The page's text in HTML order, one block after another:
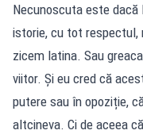
Necunoscuta este dacă
istorie, cu tot respectul,
zicem latina. Sau
viitor. Și eu cred că
putere sau în opoziție,
altcineva. Ci de aceea